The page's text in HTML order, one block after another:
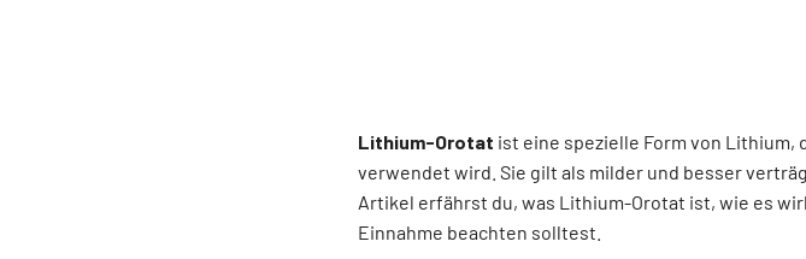
Lithium-Orotat ist eine spezielle Form von Lithium,
verwendet wird. Sie gilt als milder und besser
Artikel erfährst du, was Lithium-Orotat ist, wie es
Einnahme beachten solltest.